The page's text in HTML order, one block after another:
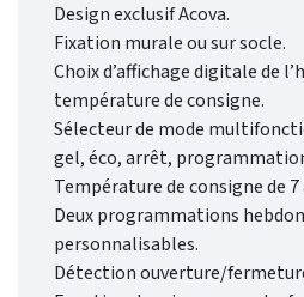
Design exclusif Acova.
Fixation murale ou sur socle.
Choix d’affichage digitale de
température de consigne.
Sélecteur de mode
gel, éco, arrêt,
Température de consigne de 7
Deux programmations
personnalisables.
Détection ouverture/